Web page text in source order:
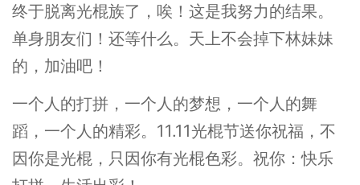
终于脱离光棍族了，唉！这是我努力的结果。
单身朋友们！还等什么。天上不会掉下林妹妹
的，加油吧！
一个人的打拼，一个人的梦想，一个人的舞
蹈，一个人的精彩。11.11光棍节送你祝福，不
因你是光棍，只因你有光棍色彩。祝你：快乐